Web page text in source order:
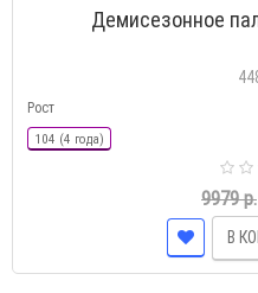
Демисезонное
Рост
104 (4 года)
9979 р.
В